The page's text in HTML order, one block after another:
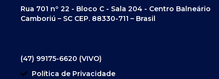
Rua 701 nº 22 - Bloco C - Sala 204 - Centro Balneário
Camboriú – SC CEP. 88330-711 – Brasil
(47) 99175-6620 (VIVO)
Política de Privacidade